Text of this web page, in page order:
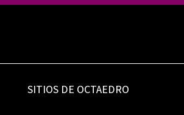
SITIOS DE OCTAEDRO